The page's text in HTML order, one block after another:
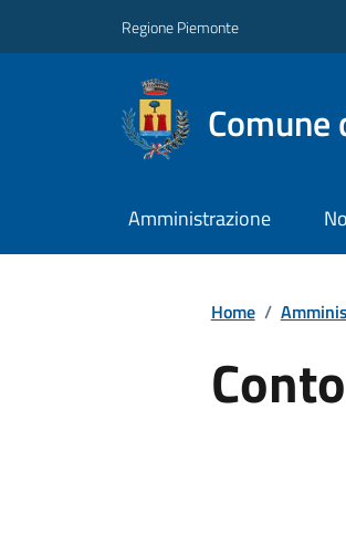
Regione Piemonte
Comune
Amministrazione
Home /